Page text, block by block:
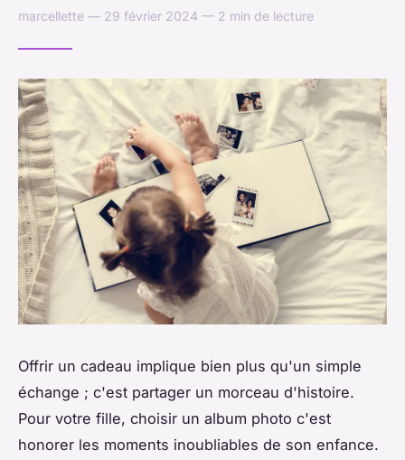
marcellette — 29 février 2024 — 2 min de lecture
Offrir un cadeau implique bien plus qu'un simple
échange ; c'est partager un morceau d'histoire.
Pour votre fille, choisir un album photo c'est
honorer les moments inoubliables de son enfance.